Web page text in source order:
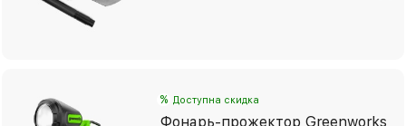
% Доступна скидка
Фонарь-прожектор Greenworks